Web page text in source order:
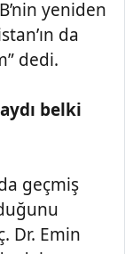
yeniden
da
dedi.
belki
geçmiş
Dr. Emin